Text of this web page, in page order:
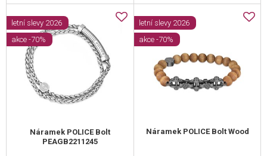
Náramek POLICE Bolt
PEAGB2211245
letní slevy 2026
akce -70%
Náramek POLICE Bolt Wood
letní slevy 2026
akce -70%